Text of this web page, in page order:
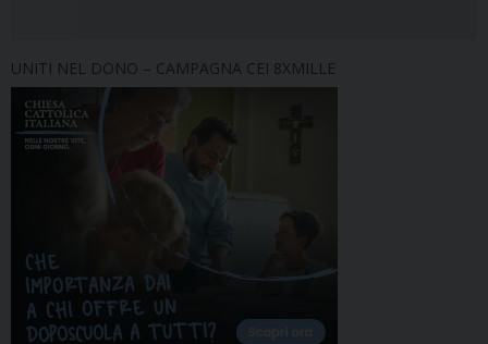
UNITI NEL DONO – CAMPAGNA CEI 8XMILLE